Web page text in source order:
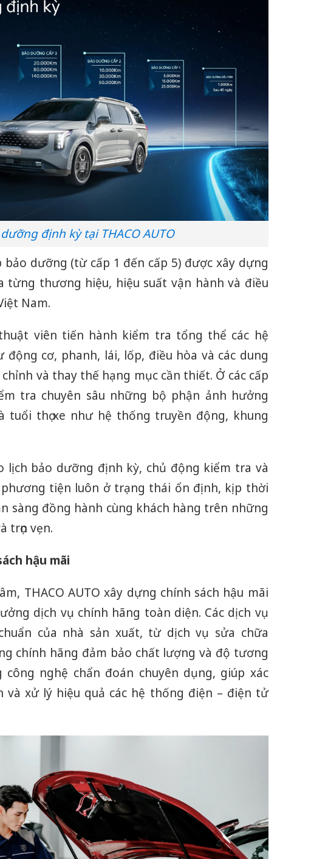
định kỳ tại THACO AUTO
bảo dưỡng (từ cấp 1 đến cấp 5) được xây dựng
từng thương hiệu, hiệu suất vận hành và điều
Nam.
viên tiến hành kiểm tra tổng thể các hệ
cơ, phanh, lái, lốp, điều hòa và các dung
và thay thế hạng mục cần thiết. Ở các cấp
tra chuyên sâu những bộ phận ảnh hưởng
thọ xe như hệ thống truyền động, khung
lịch bảo dưỡng định kỳ, chủ động kiểm tra và
tiện luôn ở trạng thái ổn định, kịp thời
sàng đồng hành cùng khách hàng trên những
trọn vẹn.
hậu mãi
THACO AUTO xây dựng chính sách hậu mãi
dịch vụ chính hãng toàn diện. Các dịch vụ
của nhà sản xuất, từ dịch vụ sửa chữa
chính hãng đảm bảo chất lượng và độ tương
nghệ chẩn đoán chuyên dụng, giúp xác
và xử lý hiệu quả các hệ thống điện – điện tử
sản phẩm nhập lậu,
bảo vệ môi trường
kinh doanh